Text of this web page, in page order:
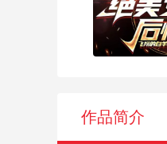
作品简介